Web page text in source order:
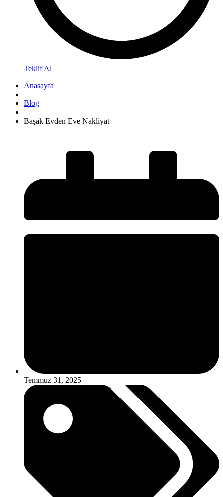
Teklif Al
Anasayfa
Blog
Başak Evden Eve Nakliyat
Temmuz 31, 2025